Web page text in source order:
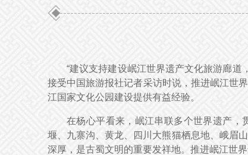
“建议支持建设岷江世界遗产文化旅游廊
接受中国旅游报社记者采访时说，推进岷江世
江国家文化公园建设提供有益经验。
在杨心平看来，岷江串联多个世界遗产
堰、九寨沟、黄龙、四川大熊猫栖息地、峨眉
深厚，是古蜀文明的重要发祥地。推进岷江世